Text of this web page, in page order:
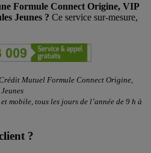
Formule Connect Origine, VIP
Jeunes ? Ce service sur-mesure,
Mutuel Formule Connect Origine,
mobile, tous les jours de l’année de 9 h à
?